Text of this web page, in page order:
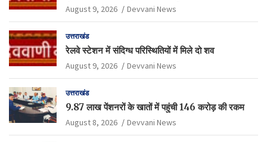
August 9, 2026 Devvani News
उत्तराखंड
रेलवे स्टेशन में संदिग्ध परिस्थितियों में मिले दो शव
August 9, 2026 Devvani News
उत्तराखंड
9.87 लाख पेंशनरों के खातों में पहुंची 146 करोड़ की रकम
August 8, 2026 Devvani News